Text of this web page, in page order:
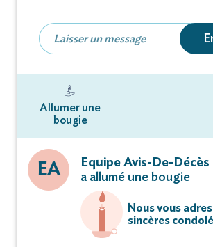
condoléances et témoignages
Allumer une
bougie
EA
Equipe Avis-De-Décès
a allumé une bougie
Nous vous
sincères